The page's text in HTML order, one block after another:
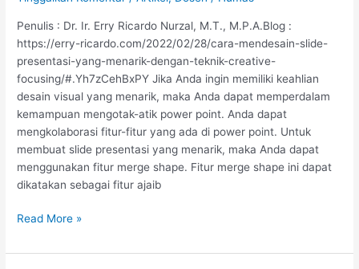
Penulis : Dr. Ir. Erry Ricardo Nurzal, M.T., M.P.A.Blog :
https://erry-ricardo.com/2022/02/28/cara-mendesain-slide-
presentasi-yang-menarik-dengan-teknik-creative-
focusing/#.Yh7zCehBxPY Jika Anda ingin memiliki keahlian
desain visual yang menarik, maka Anda dapat memperdalam
kemampuan mengotak-atik power point. Anda dapat
mengkolaborasi fitur-fitur yang ada di power point. Untuk
membuat slide presentasi yang menarik, maka Anda dapat
menggunakan fitur merge shape. Fitur merge shape ini dapat
dikatakan sebagai fitur ajaib
Dengan
Teknik
Creative
Focusing
Read More »